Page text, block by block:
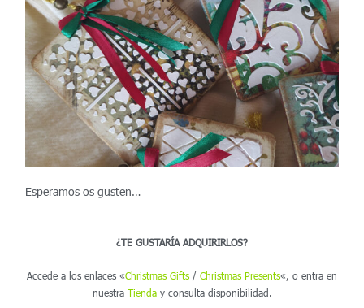
Esperamos os gusten…
¿TE GUSTARÍA ADQUIRIRLOS?
Accede a los enlaces «Christmas Gifts / Christmas Presents«, o entra en
nuestra Tienday consulta disponibilidad.